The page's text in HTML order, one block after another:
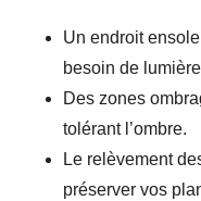
Un endroit
besoin de
Des zones
tolérant l’ombre.
Le relèvement
préserver vos